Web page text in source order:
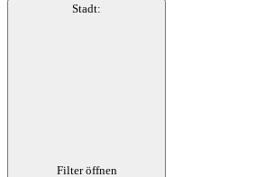
Stadt:
Filter öffnen